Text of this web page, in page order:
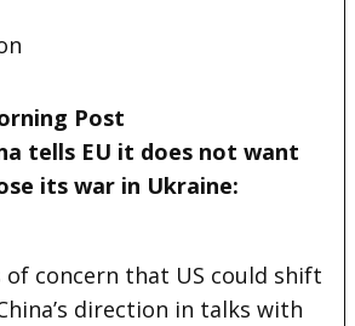
Post
tells EU it does not want
its war in Ukraine:
of concern that US could shift
direction in talks with